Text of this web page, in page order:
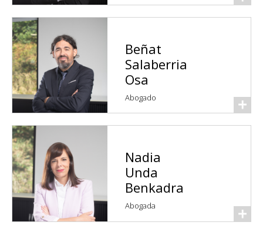
Beñat
Salaberria
Osa
Abogado
Nadia
Unda
Benkadra
Abogada